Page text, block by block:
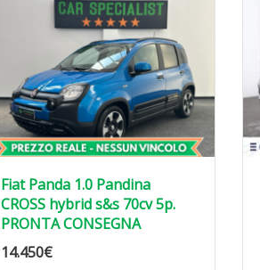
Fiat Panda 1.0 Pandina
CROSS hybrid s&s 70cv 5p.
PRONTA CONSEGNA
14.450€